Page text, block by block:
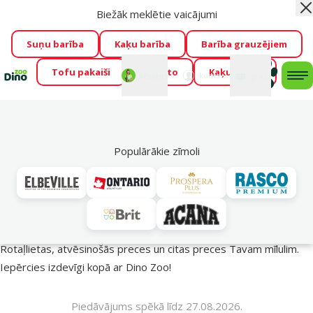
Visu mēnesi Dino Zoo piedāvā lieliskas cenas mīluļu TOP
barībām! 🍖→Skatīt piedāvājumu!
Fotokonkurss “GADA ŪSAIŅI”!
Varbūt tieši Tavs mīlulis
būs 2027. gada zvaigzne
→Piedalīties
Mans
konts
Biežāk meklētie vaicājumi
Suņu barība Kaķu barība Barība grauzējiem
Tofu pakaiši Foresto Kaķu mājas
Populārākie zīmoli
Vasara turpinās – atlaides katrai gaumei!
Rotaļlietas, atvēsinošās preces un citas preces Tavam mīlulim.
Iepērcies izdevīgi kopā ar Dino Zoo!
Piedāvājums spēkā līdz 27.08.2026.